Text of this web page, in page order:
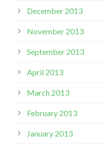
December 2013
November 2013
September 2013
April 2013
March 2013
February 2013
January 2013